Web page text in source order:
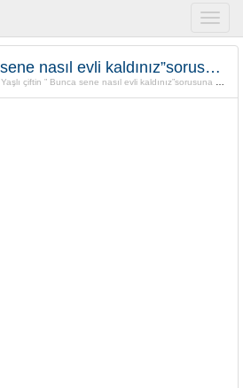
Yaşlı çiftin ” Bunca sene nasıl evli kaldınız”sorusuna cevabı
Yaşlı çiftin ” Bunca sene nasıl evli kaldınız”sorusuna cevabı